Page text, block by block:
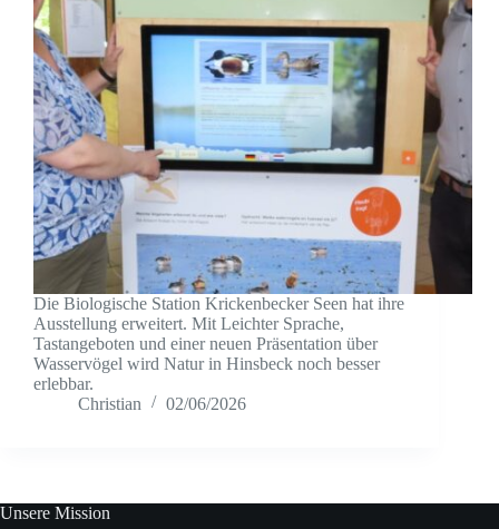
Die Biologische Station Krickenbecker Seen hat ihre
Ausstellung erweitert. Mit Leichter Sprache,
Tastangeboten und einer neuen Präsentation über
Wasservögel wird Natur in Hinsbeck noch besser
erlebbar.
Christian
02/06/2026
Unsere Mission